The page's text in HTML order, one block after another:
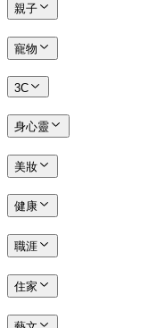
親子
寵物
3C
身心靈
美妝
健康
職涯
住家